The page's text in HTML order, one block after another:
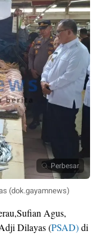
Perbesar
(dok.gayamnews)
Agus,
Dilayas (PSAD)di